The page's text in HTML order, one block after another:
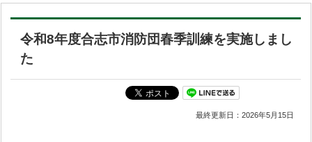
令和8年度合志市消防団春季訓練を実施しまし
た
最終更新日：2026年5月15日